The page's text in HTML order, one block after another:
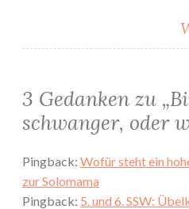
3 Gedanken zu „
schwanger, oder
Pingback: Wofür steht ein
zur Solomama
Pingback: 5. und 6. SSW: